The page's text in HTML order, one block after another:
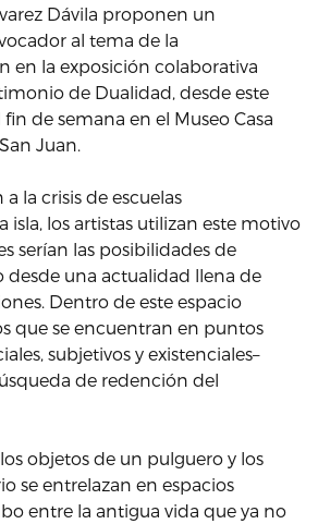
Dávila proponen un
al tema de la
en la exposición colaborativa
de Dualidad, desde este
de semana en el Museo Casa
Juan.
la crisis de escuelas
isla, los artistas utilizan este motivo
serían las posibilidades de
una actualidad llena de
Dentro de este espacio
que se encuentran en puntos
subjetivos y existenciales–
de redención del
objetos de un pulguero y los
se entrelazan en espacios
entre la antigua vida que ya no